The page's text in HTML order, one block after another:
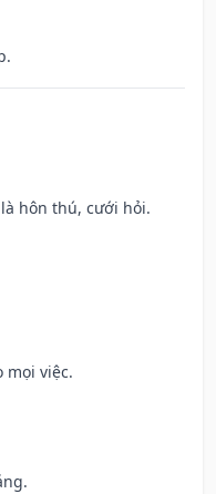
hôn thú, cưới hỏi.
mọi việc.